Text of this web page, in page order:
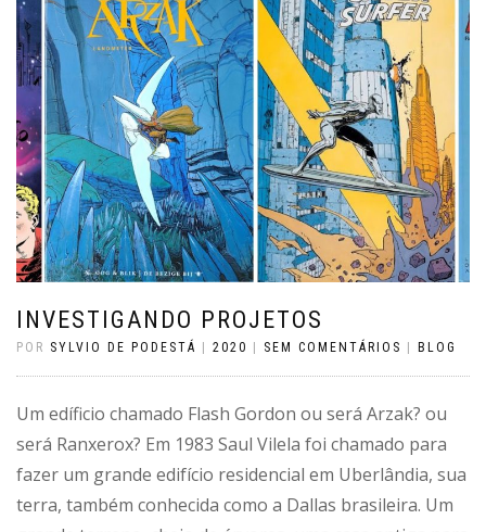
INVESTIGANDO PROJETOS
POR SYLVIO DE PODESTÁ | 2020 | SEM COMENTÁRIOS | BLOG
Um edíficio chamado Flash Gordon ou será Arzak? ou
será Ranxerox? Em 1983 Saul Vilela foi chamado para
fazer um grande edifício residencial em Uberlândia, sua
terra, também conhecida como a Dallas brasileira. Um